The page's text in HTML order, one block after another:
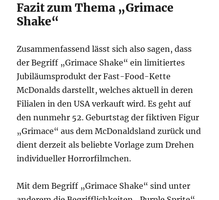
Fazit zum Thema „Grimace
Shake“
Zusammenfassend lässt sich also sagen, dass
der Begriff „Grimace Shake“ ein limitiertes
Jubiläumsprodukt der Fast-Food-Kette
McDonalds darstellt, welches aktuell in deren
Filialen in den USA verkauft wird. Es geht auf
den nunmehr 52. Geburtstag der fiktiven Figur
„Grimace“ aus dem McDonaldsland zurück und
dient derzeit als beliebte Vorlage zum Drehen
individueller Horrorfilmchen.
Mit dem Begriff „Grimace Shake“ sind unter